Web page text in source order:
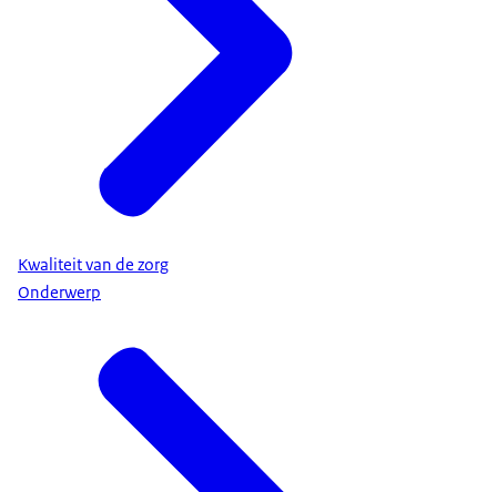
Kwaliteit van de zorg
Onderwerp